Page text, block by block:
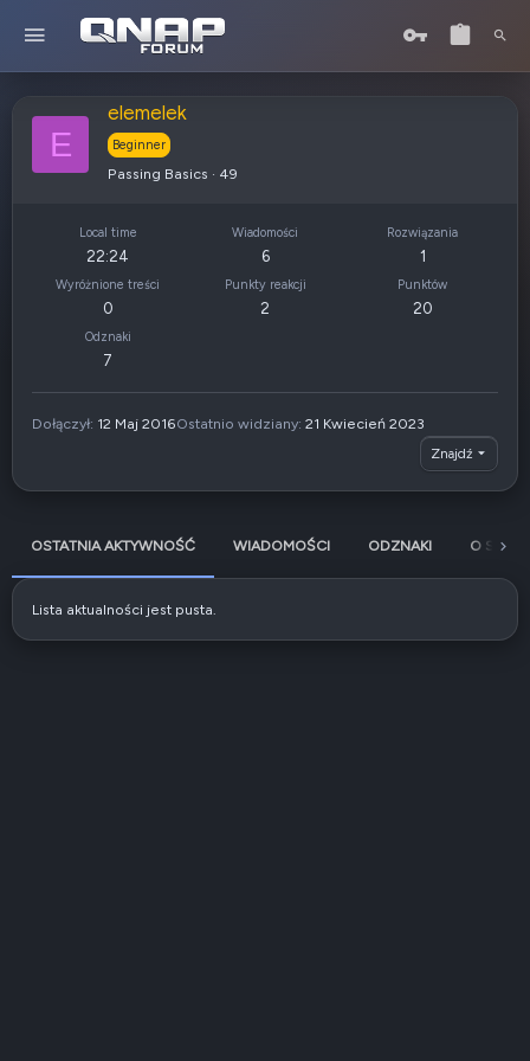
E
elemelek
Beginner
Passing Basics · 49
Local time
22:24
Wiadomości
6
Rozwiązania
1
Wyróżnione treści
0
Punkty reakcji
2
Punktów
20
Odznaki
7
Dołączył 12 Maj 2016Ostatnio widziany 21 Kwiecień 2023
Znajdź
OSTATNIA AKTYWNOŚĆ WIADOMOŚCI ODZNAKI O SOBIE
Lista aktualności jest pusta.